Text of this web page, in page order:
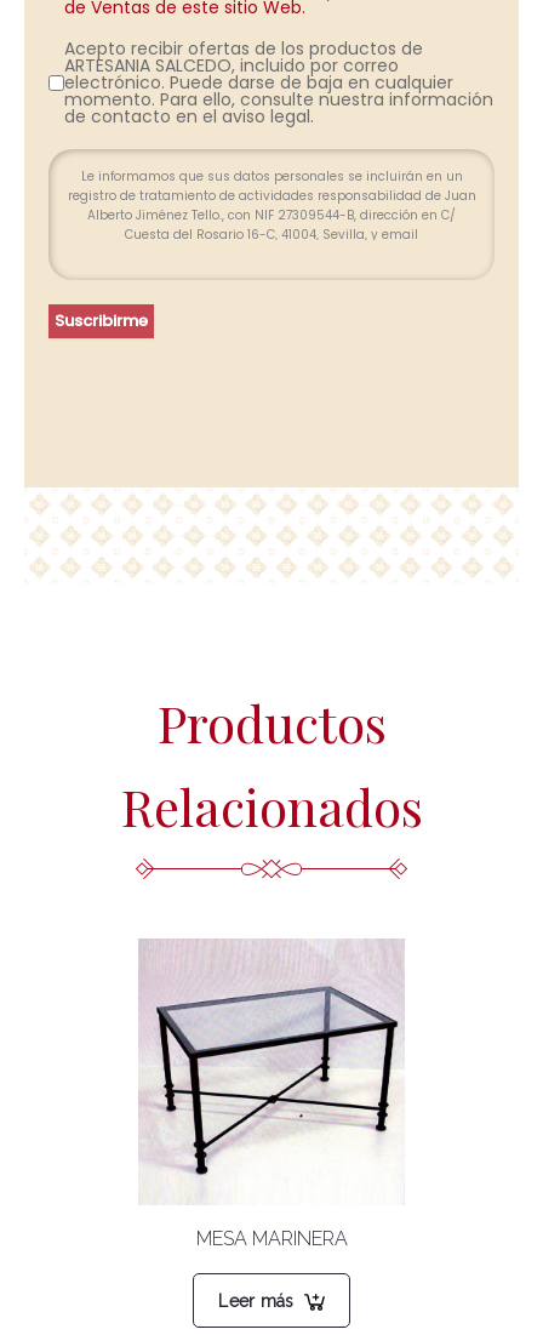
de Ventas de este sitio Web.
Acepto recibir ofertas de los productos de
ARTESANIA SALCEDO, incluido por correo
electrónico. Puede darse de baja en cualquier
momento. Para ello, consulte nuestra información
de contacto en el aviso legal.
Le informamos que sus datos personales se incluirán en un
registro de tratamiento de actividades responsabilidad de Juan
Alberto Jiménez Tello., con NIF 27309544-B, dirección en C/
Cuesta del Rosario 16-C, 41004, Sevilla, y email
profesional y, durante los plazos exigidos por ley para atender
eventuales responsabilidades finalizada la relación. Se
Más información del tratamiento en laPolítica de privacidad.
Suscribirme
Productos
Relacionados
MESA MARINERA
Leer más